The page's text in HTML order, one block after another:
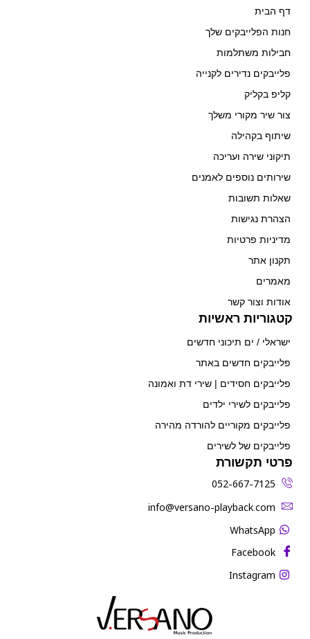
דף הבית
חנות הפלייבקים שלך
חבילות משתלמות
פלייבקים נדירים לקנייה
קליפ בקליק
צור שיר מקורי משלך
שיתוף בקהילה
תיקוני שירה ועריכה
שירותים נוספים לאמנים
שאלות תשובות
הצהרת נגישות
מדיניות פרטיות
תקנון אתר
מאמרים
אודות וצור קשר
קטגוריות ראשיות
ישראלי / ים תיכוני חדשים
פלייבקים חדשים באתר
פלייבקים חסידים | שירי דת ואמונה
פלייבקים לשירי ילדים
פלייבקים מקוריים להורדה מהירה
פלייבקים של לשירים
פרטי תקשורת
052-667-7125
‫info@versano-playback.com‬
WhatsApp
Facebook
Instagram